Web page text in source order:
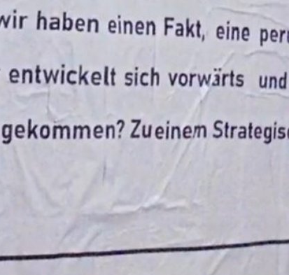
Syrien: Der kurdische Journalist Ahmet Polad
ist seit 200 Tagen in Haft – die Solidarität
wächst
International: Aufruf zu einer
Solidaritätswoche mit anarchistischen
Gefangenen vom 23. bis 30. August 2026
Deutschland: Der Inlandsgeheimdienst ermittelt
gegen „Prosfygika“